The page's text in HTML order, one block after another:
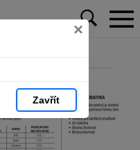
×
Zavřít